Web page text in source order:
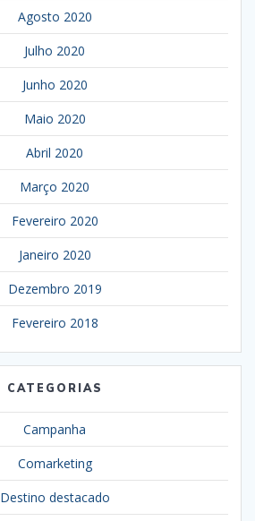
Agosto 2020
Julho 2020
Junho 2020
Maio 2020
Abril 2020
Março 2020
Fevereiro 2020
Janeiro 2020
Dezembro 2019
Fevereiro 2018
CATEGORIAS
Campanha
Comarketing
Destino destacado